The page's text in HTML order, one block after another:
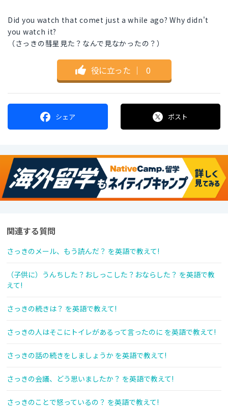
Did you watch that comet just a while ago? Why didn't
you watch it?
（さっきの彗星見た？なんで見なかったの？）
役に立った ｜ 0
シェア ポスト
関連する質問
さっきのメール、もう読んだ？ を英語で教えて!
（子供に）うんちした？おしっこした？おならした？ を英語で教
えて!
さっきの続きは？ を英語で教えて!
さっきの人はそこにトイレがあるって言ったのに を英語で教えて!
さっきの話の続きをしましょうか を英語で教えて!
さっきの会議、どう思いましたか？ を英語で教えて!
さっきのことで怒っているの？ を英語で教えて!